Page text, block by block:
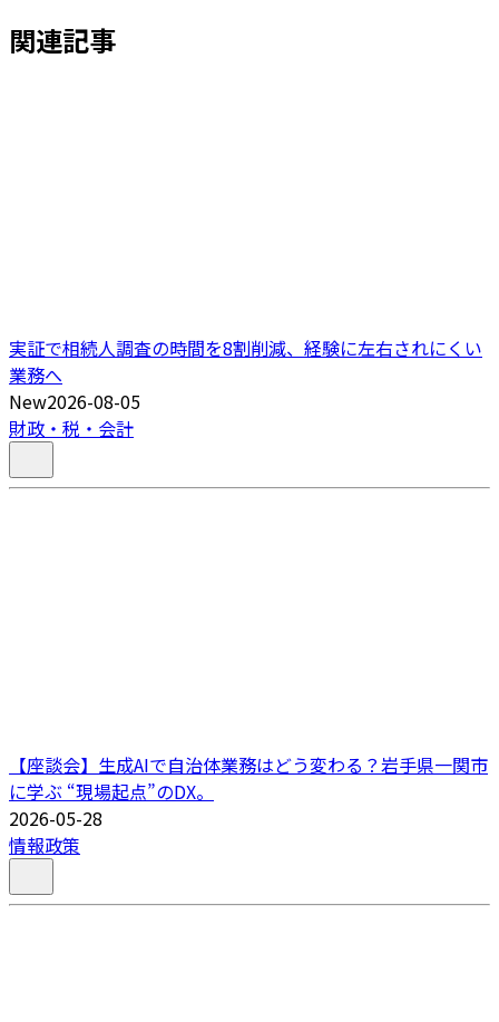
関連記事
実証で相続人調査の時間を8割削減、経験に左右されにくい
業務へ
New2026-08-05
財政・税・会計
【座談会】生成AIで自治体業務はどう変わる？岩手県一関市
に学ぶ “現場起点”のDX。
2026-05-28
情報政策